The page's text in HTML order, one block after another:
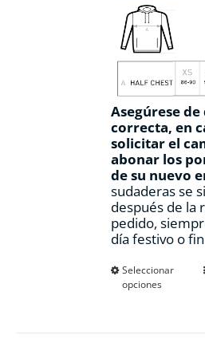
Asegúrese
correcta, en
solicitar el
abonar los
de su nuevo
sudaderas se
después de la
pedido,
día festivo o
Seleccionar
opciones